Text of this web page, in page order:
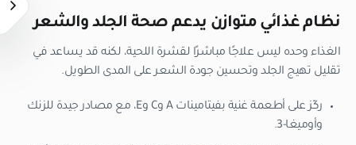
نظام غذائي متوازن يدعم صحة الجلد والشعر
الغذاء وحده ليس علاجًا مباشرًا لقشرة اللحية، لكنه قد يساعد في
تقليل تهيج الجلد وتحسين جودة الشعر على المدى الطويل.
ركّز على أطعمة غنية بفيتامينات A وC وE، مع مصادر جيدة للزنك
وأوميغا-3.